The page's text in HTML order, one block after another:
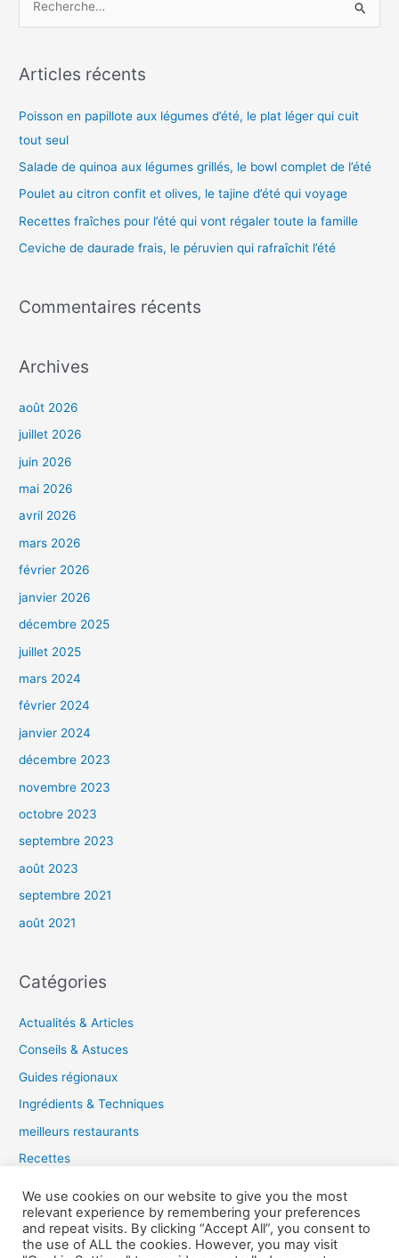
h
r
c
h
e
Articles récents
Poisson en papillote aux légumes d’été, le plat léger qui cuit
tout seul
Salade de quinoa aux légumes grillés, le bowl complet de l’été
Poulet au citron confit et olives, le tajine d’été qui voyage
Recettes fraîches pour l’été qui vont régaler toute la famille
Ceviche de daurade frais, le péruvien qui rafraîchit l’été
Commentaires récents
Archives
août 2026
juillet 2026
juin 2026
mai 2026
avril 2026
mars 2026
février 2026
janvier 2026
décembre 2025
juillet 2025
mars 2024
février 2024
janvier 2024
décembre 2023
novembre 2023
octobre 2023
septembre 2023
août 2023
septembre 2021
août 2021
Catégories
Actualités & Articles
Conseils & Astuces
Guides régionaux
Ingrédients & Techniques
meilleurs restaurants
Recettes
We use cookies on our website to give you the most
relevant experience by remembering your preferences
and repeat visits. By clicking “Accept All”, you consent to
the use of ALL the cookies. However, you may visit